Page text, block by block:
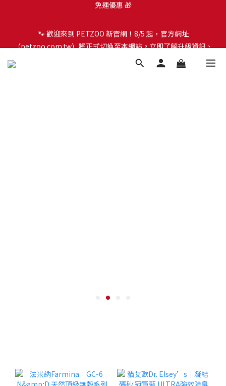
🐾 歡迎來到 PETZOO 新官網！8/5 起，官方網址
會員權益及常見問題 ＞
🐾 歡迎來到 PETZOO 新官網！8/5 起，官方網址
會員權益及常見問題 ＞
✨【新朋友見面禮】現在註冊即領 $100 購物金！全館滿 $1,500 享